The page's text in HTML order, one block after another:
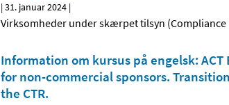
|31. januar 2024 |
Virksomheder under skærpet tilsyn (Compliance
Information om kursus på engelsk: ACT
for non-commercial sponsors.
the CTR.